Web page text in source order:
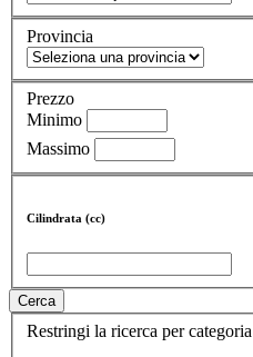
Provincia
Prezzo
Minimo
Massimo
Cilindrata (cc)
Cerca
Restringi la ricerca per categoria